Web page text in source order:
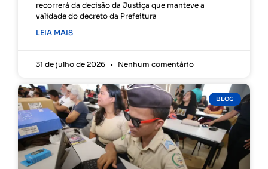
recorrerá da decisão da Justiça que manteve a
validade do decreto da Prefeitura
LEIA MAIS
31 de julho de 2026 Nenhum comentário
BLOG